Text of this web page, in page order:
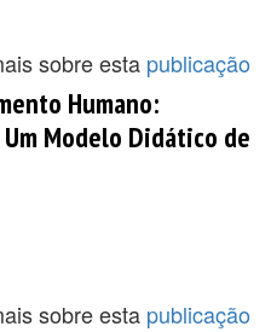
sobre esta publicação
Humano:
Modelo Didático de
sobre esta publicação